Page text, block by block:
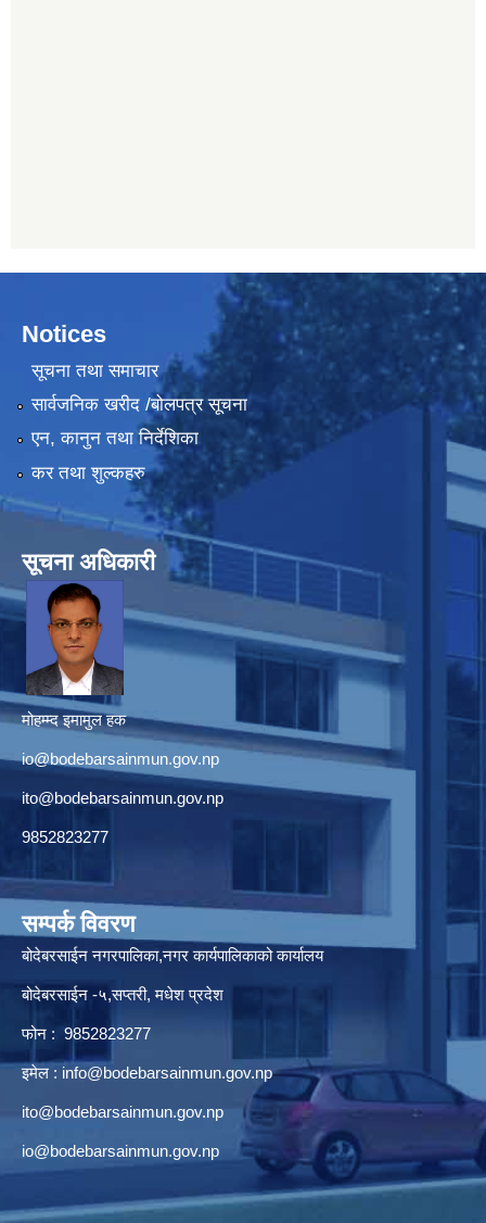
Notices
सूचना तथा समाचार
सार्वजनिक खरीद /बोलपत्र सूचना
एन, कानुन तथा निर्देशिका
कर तथा शुल्कहरु
सूचना अधिकारी
मोहम्म्द इमामुल हक
io@bodebarsainmun.gov.np
ito@bodebarsainmun.gov.np
9852823277
सम्पर्क विवरण
बोदेबरसाईन नगरपालिका,नगर कार्यपालिकाको कार्यालय
बोदेबरसाईन -५,सप्तरी, मधेश प्रदेश
फोन : 9852823277
इमेल : info@bodebarsainmun.gov.np
ito@bodebarsainmun.gov.np
io@bodebarsainmun.gov.np